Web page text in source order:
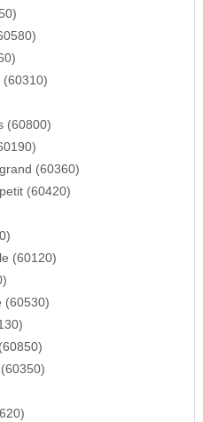
(60310)
(60800)
(60360)
(60420)
(60120)
(60530)